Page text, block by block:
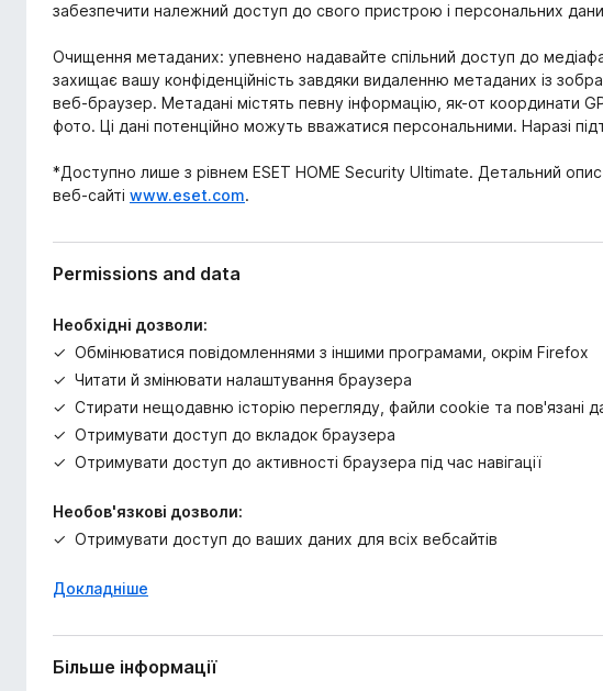
забезпечити належний доступ до свого пристрою і персональних
Очищення метаданих: упевнено надавайте спільний доступ до
захищає вашу конфіденційність завдяки видаленню метаданих із
веб-браузер. Метадані містять певну інформацію, як-от координати
фото. Ці дані потенційно можуть вважатися персональними. Наразі
*Доступно лише з рівнем ESET HOME Security Ultimate. Детальний опис
веб-сайті www.eset.com.
Permissions and data
Необхідні дозволи:
Обмінюватися повідомленнями з іншими програмами, окрім Firefox
Читати й змінювати налаштування браузера
Стирати нещодавню історію перегляду, файли cookie та пов'язані
Отримувати доступ до вкладок браузера
Отримувати доступ до активності браузера під час навігації
Необов'язкові дозволи:
Отримувати доступ до ваших даних для всіх вебсайтів
Докладніше
Більше інформації